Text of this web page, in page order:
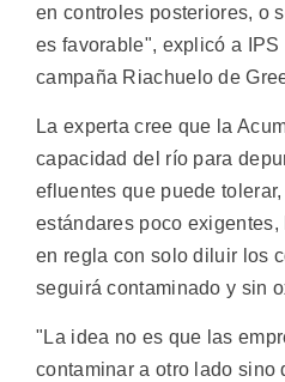
en controles posteriores, o
es favorable", explicó a
campaña Riachuelo de
La experta cree que la
capacidad del río para
efluentes que puede
estándares poco
en regla con solo diluir los
seguirá contaminado y sin
"La idea no es que las
contaminar a otro lado sino